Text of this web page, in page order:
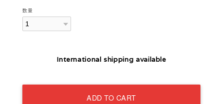
数量
International shipping available
ADD TO CART